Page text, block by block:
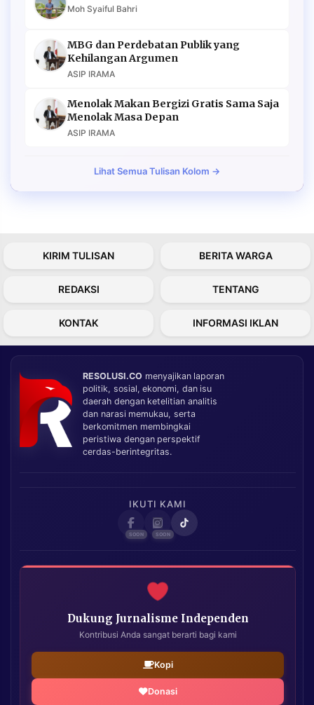
Moh Syaiful Bahri
MBG dan Perdebatan Publik yang
Kehilangan Argumen
ASIP IRAMA
Menolak Makan Bergizi Gratis Sama Saja
Menolak Masa Depan
ASIP IRAMA
Lihat Semua Tulisan Kolom →
KIRIM TULISAN BERITA WARGA
REDAKSI TENTANG
KONTAK INFORMASI IKLAN
RESOLUSI.CO menyajikan laporan
politik, sosial, ekonomi, dan isu
daerah dengan ketelitian analitis
dan narasi memukau, serta
berkomitmen membingkai
peristiwa dengan perspektif
cerdas-berintegritas.
IKUTI KAMI
Dukung Jurnalisme Independen
Kontribusi Anda sangat berarti bagi kami
Kopi
Donasi